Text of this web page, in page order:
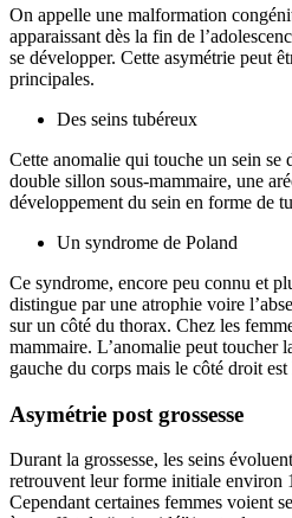
On appelle une malformation
apparaissant dès la fin de
se développer. Cette asymétrie peut
principales.
Des seins tubéreux
Cette anomalie qui touche un sein se
double sillon sous-mammaire, une
développement du sein en forme de
Un syndrome de Poland
Ce syndrome, encore peu connu et
distingue par une atrophie voire
sur un côté du thorax. Chez les
mammaire. L’anomalie peut toucher
gauche du corps mais le côté droit
Asymétrie post grossesse
Durant la grossesse, les seins
retrouvent leur forme initiale environ
Cependant certaines femmes voient